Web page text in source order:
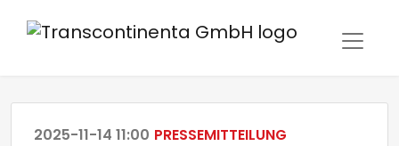
2025-11-14 11:00 PRESSEMITTEILUNG